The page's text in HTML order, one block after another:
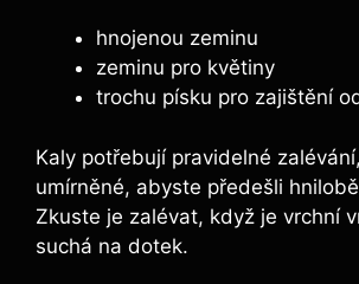
hnojenou zeminu
zeminu pro květiny
trochu písku pro zajištění
Kaly potřebují pravidelné
umírněné, abyste předešli
Zkuste je zalévat, když je vrchní
suchá‍ na⁣ dotek.